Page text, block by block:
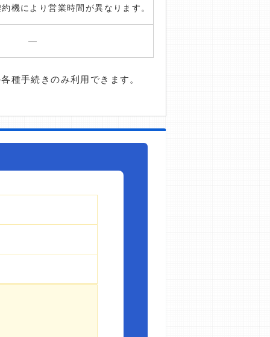
機により営業時間が異なります。
―
種手続きのみ利用できます。